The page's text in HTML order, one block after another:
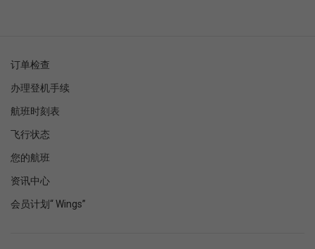
订单检查
办理登机手续
航班时刻表
飞行状态
您的航班
资讯中心
会员计划“ Wings”